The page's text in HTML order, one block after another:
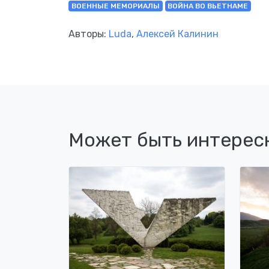
ВОЕННЫЕ МЕМОРИАЛЫ ВОЙНА ВО ВЬЕТНАМЕ
Авторы: Luda, Алексей Калинин
Может быть